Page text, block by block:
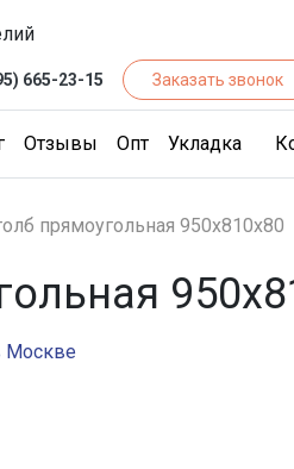
665-23-15 Заказать звонок
(Блог)
Отзывы (Отзывы)
Опт(Опт)Укладка
прямоугольная 950х810х80